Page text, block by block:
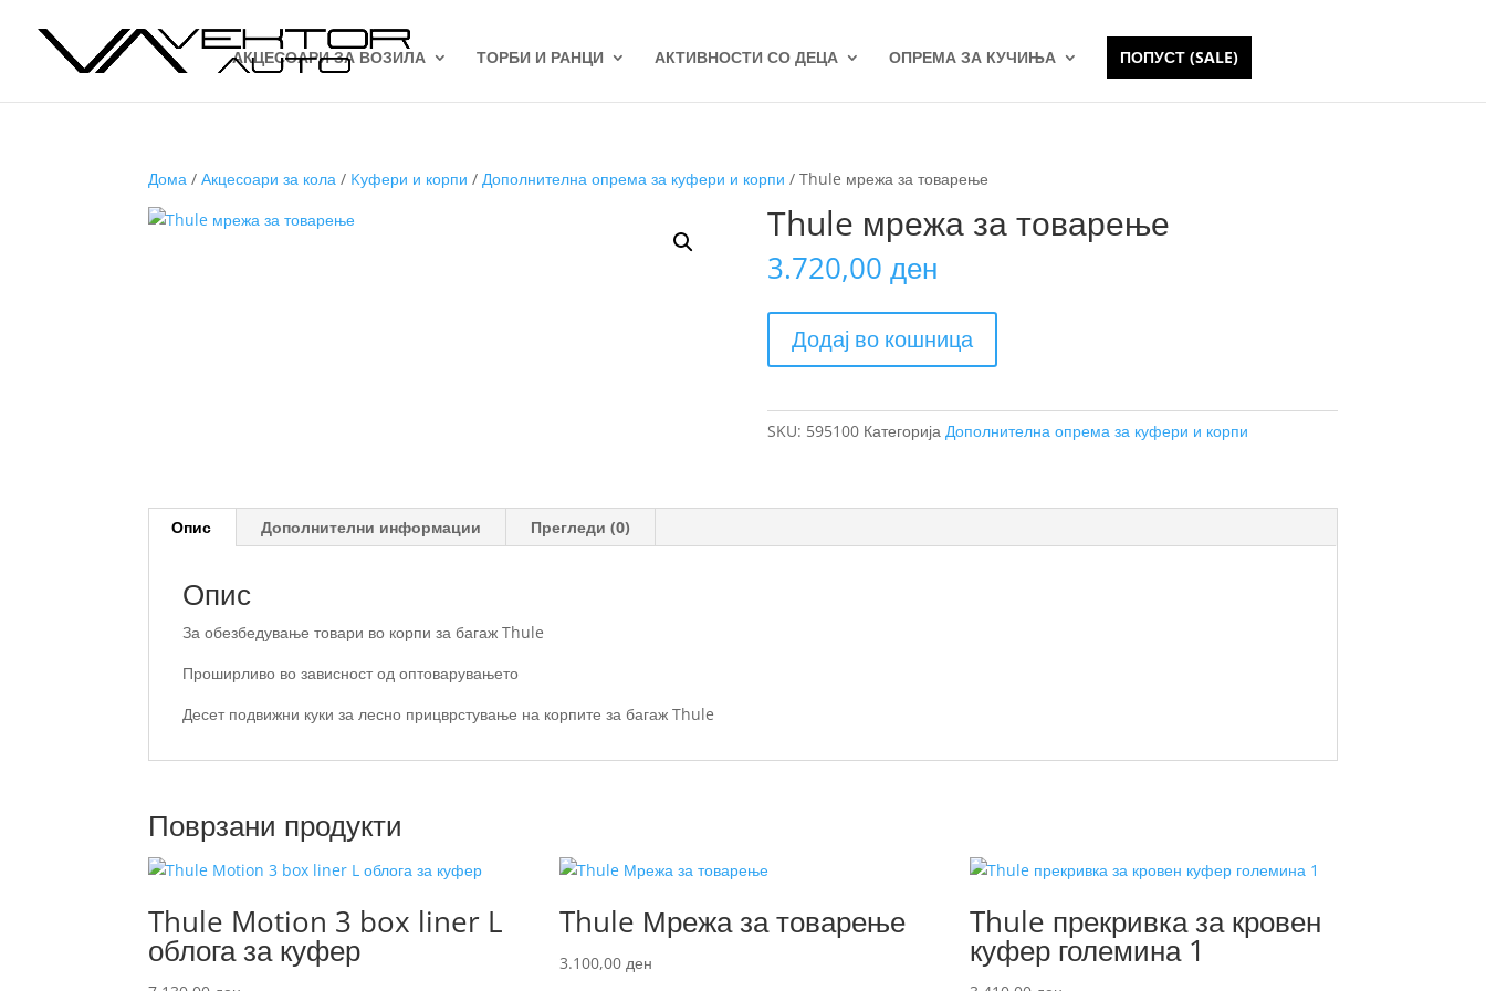
АКЦЕСОАРИ ЗА ВОЗИЛА ТОРБИ И РАНЦИ АКТИВНОСТИ СО ДЕЦА ОПРЕМА ЗА КУЧИЊА ПОПУСТ (SALE)
Дома /Акцесоари за кола / Kуфери и корпи /Дополнителна опрема за куфери и корпи / Thule мрежа за товарење
Thule мрежа за товарење
3.720,00 ден
мрежа
за
количина
Додај во кошница
SKU: 595100 Категорија Дополнителна опрема за куфери и корпи
Опис Дополнителни информации Прегледи (0)
Опис
За обезбедување товари во корпи за багаж Thule
Проширливо во зависност од оптоварувањето
Десет подвижни куки за лесно прицврстување на корпите за багаж Thule
Поврзани продукти
Thule Motion 3 box liner L
облога за куфер
Thule Мрежа за товарење
3.100,00 ден
Thule прекривка за кровен
куфер големина 1